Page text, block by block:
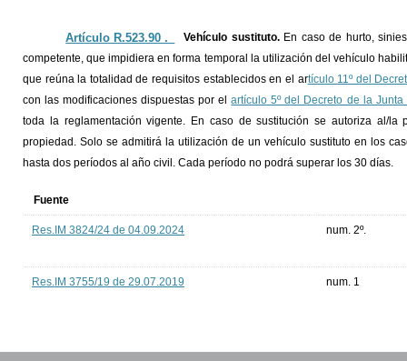
Artículo R.523.90 ._ Vehículo sustituto.En caso de hurto,
competente, que impidiera en forma temporal la utilización del vehículo
que reúna la totalidad de requisitos establecidos en el artículo 11º del
con las modificaciones dispuestas por elartículo 5º del Decreto de la
toda la reglamentación vigente. En caso de sustitución se autoriza al/
propiedad. Solo se admitirá la utilización de un vehículo sustituto en los
hasta dos períodos al año civil. Cada período no podrá superar los 30 días.
Fuente
Res.IM 3824/24 de 04.09.2024 num. 2º.
Res.IM 3755/19 de 29.07.2019 num. 1